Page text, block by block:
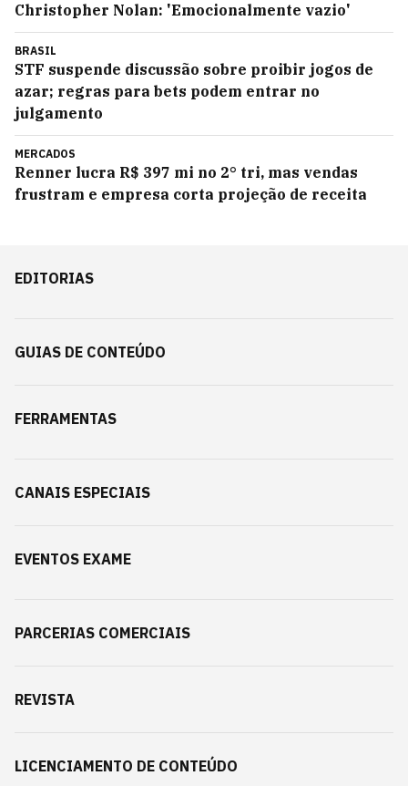
Christopher Nolan: 'Emocionalmente vazio'
BRASIL
STF suspende discussão sobre proibir jogos de
azar; regras para bets podem entrar no
julgamento
MERCADOS
Renner lucra R$ 397 mi no 2° tri, mas vendas
frustram e empresa corta projeção de receita
EDITORIAS
GUIAS DE CONTEÚDO
FERRAMENTAS
CANAIS ESPECIAIS
EVENTOS EXAME
PARCERIAS COMERCIAIS
REVISTA
LICENCIAMENTO DE CONTEÚDO